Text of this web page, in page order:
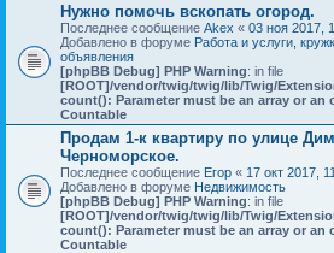
Нужно помочь вскопать огород.
Последнее сообщение Akex « 03 ноя 2017,
Добавлено в форуме Работа и услуги,
объявления
[phpBB Debug] PHP Warning: in file
[ROOT]/vendor/twig/twig/lib/Twig/
count(): Parameter must be an array or an
Countable
Продам 1-к квартиру по улице
Черноморское.
Последнее сообщение Егор « 17 окт 2017,
Добавлено в форуме Недвижимость
[phpBB Debug] PHP Warning: in file
[ROOT]/vendor/twig/twig/lib/Twig/
count(): Parameter must be an array or an
Countable